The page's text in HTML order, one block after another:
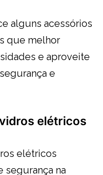
alguns acessórios
que melhor
e aproveite
e
elétricos
elétricos
segurança na